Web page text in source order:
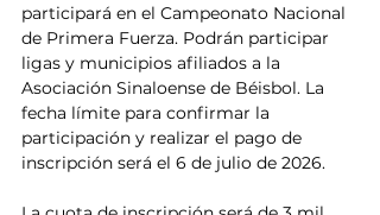
participará en el Campeonato Nacional
de Primera Fuerza. Podrán participar
ligas y municipios afiliados a la
Asociación Sinaloense de Béisbol. La
fecha límite para confirmar la
participación y realizar el pago de
inscripción será el 6 de julio de 2026.